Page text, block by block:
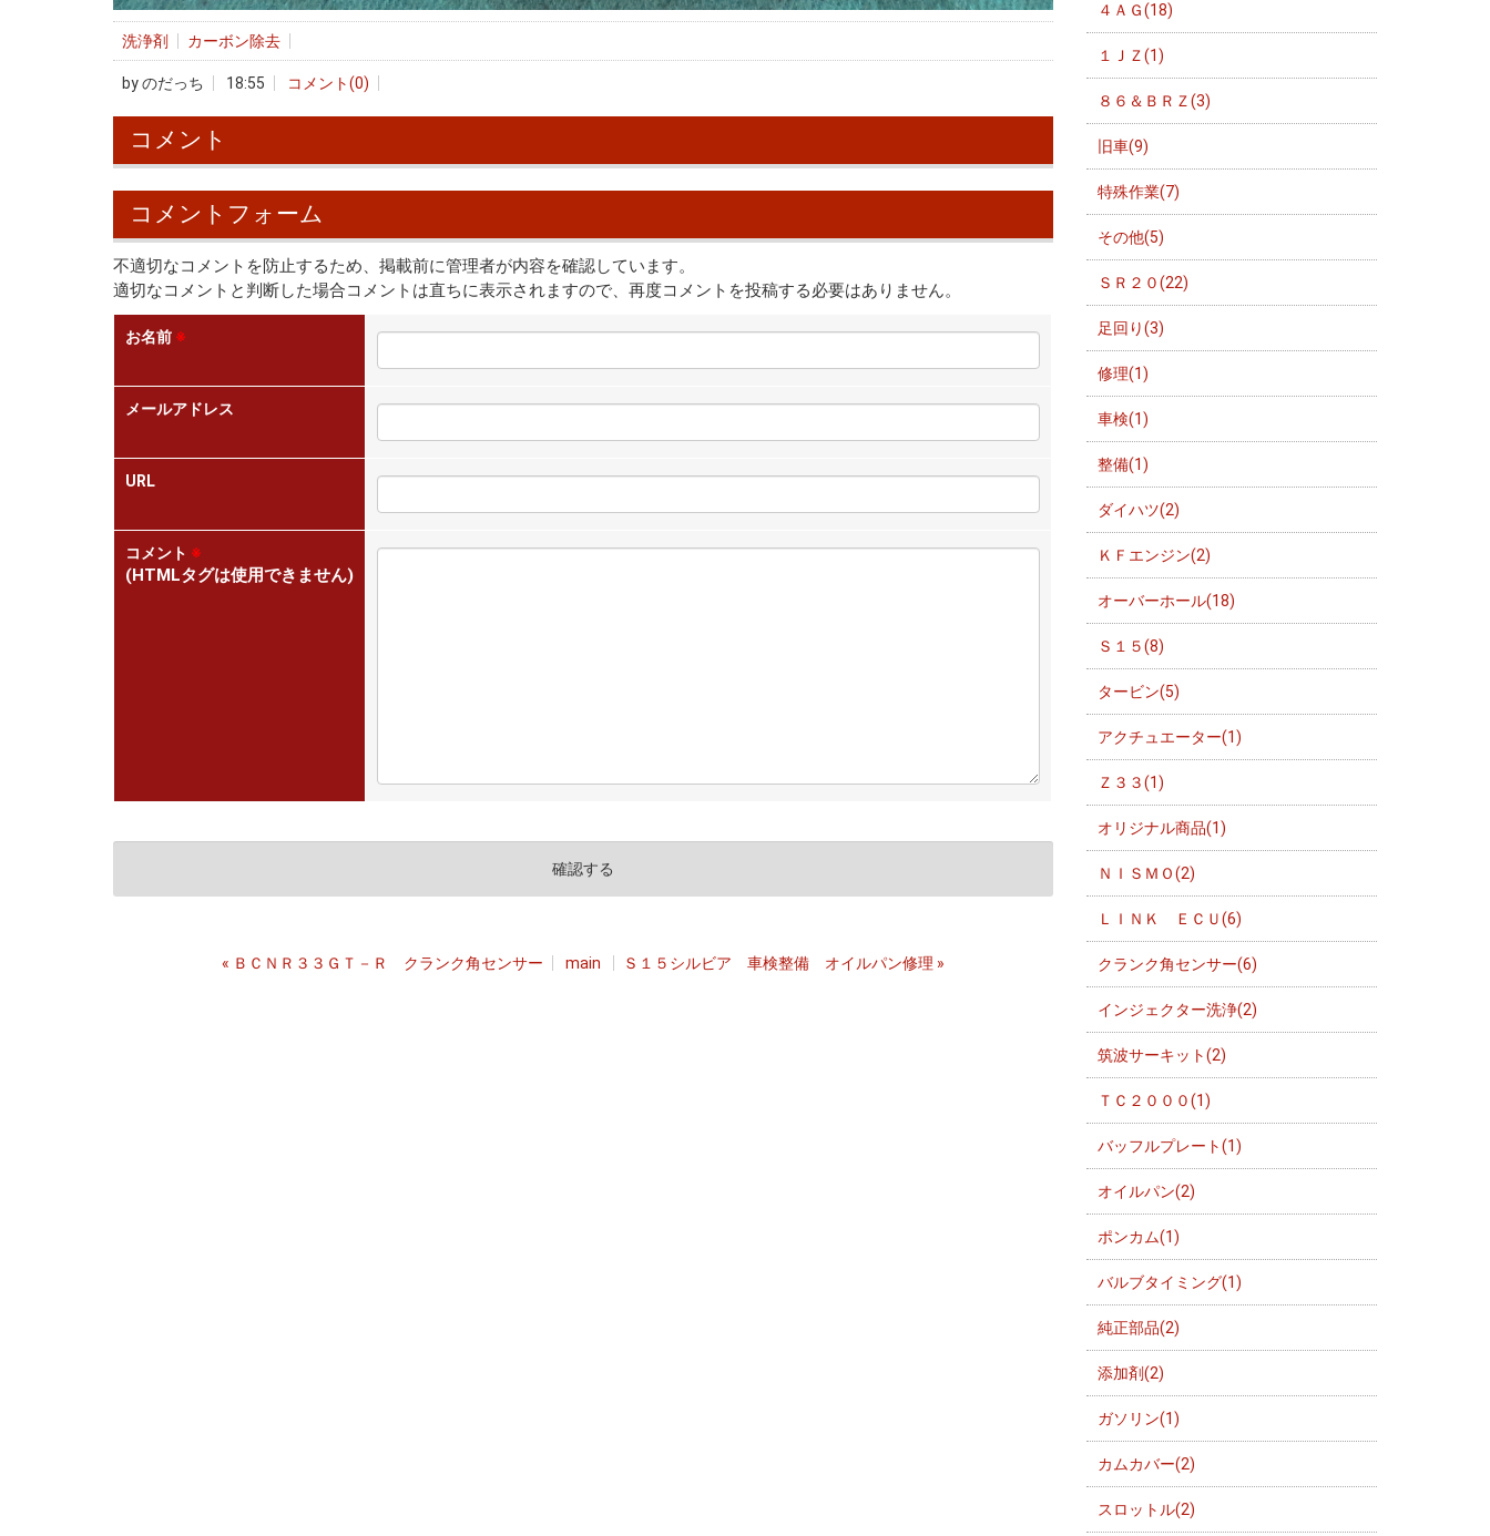
洗浄剤 カーボン除去
byのだっち 18:55 コメント(0)
コメント
コメントフォーム
不適切なコメントを防止するため、掲載前に管理者が内容を確認しています。
適切なコメントと判断した場合コメントは直ちに表示されますので、再度コメントを投稿する必要はありません。
お名前 ※
メールアドレス
URL
コメント ※
(HTMLタグは使用できません)
« ＢＣＮＲ３３ＧＴ－Ｒ クランク角センサー main Ｓ１５シルビア 車検整備 オイルパン修理 »
４ＡＧ(18)
１ＪＺ(1)
８６＆ＢＲＺ(3)
旧車(9)
特殊作業(7)
その他(5)
ＳＲ２０(22)
足回り(3)
修理(1)
車検(1)
整備(1)
ダイハツ(2)
ＫＦエンジン(2)
オーバーホール(18)
Ｓ１５(8)
タービン(5)
アクチュエーター(1)
Ｚ３３(1)
オリジナル商品(1)
ＮＩＳＭＯ(2)
ＬＩＮＫ ＥＣＵ(6)
クランク角センサー(6)
インジェクター洗浄(2)
筑波サーキット(2)
ＴＣ２０００(1)
バッフルプレート(1)
オイルパン(2)
ポンカム(1)
バルブタイミング(1)
純正部品(2)
添加剤(2)
ガソリン(1)
カムカバー(2)
スロットル(2)